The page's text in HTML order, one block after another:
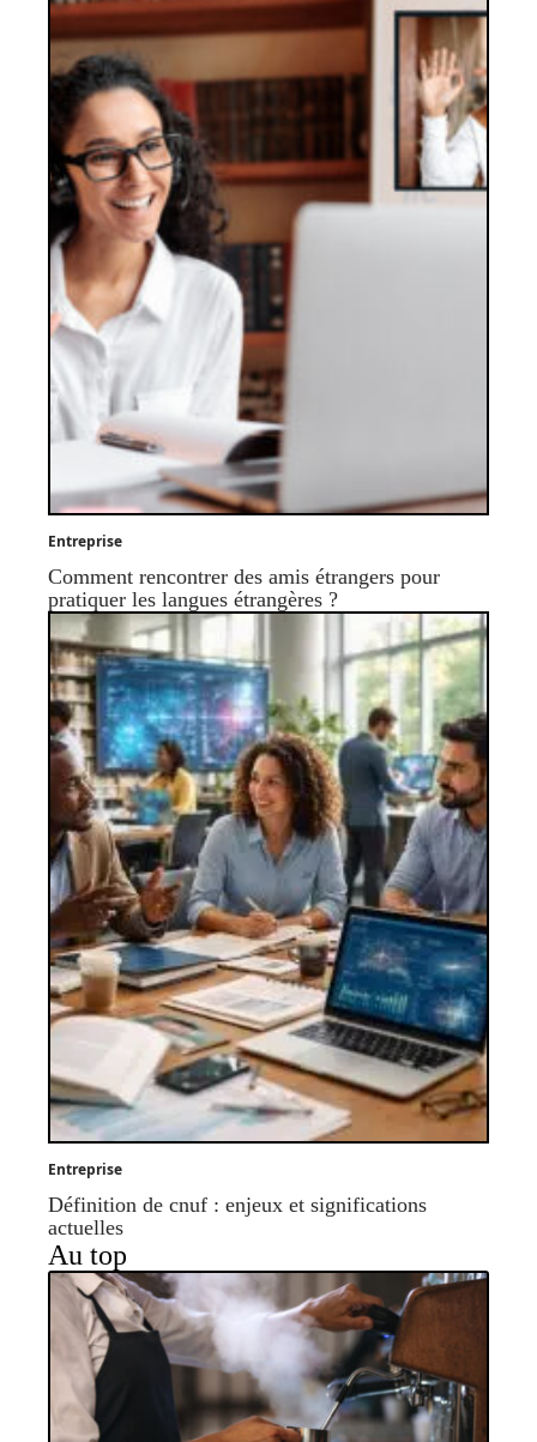
Entreprise
Comment rencontrer des amis étrangers pour
pratiquer les langues étrangères ?
Entreprise
Définition de cnuf : enjeux et significations
actuelles
Au top